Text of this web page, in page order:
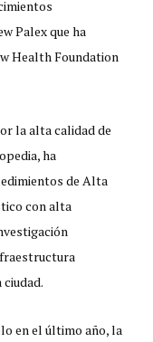
Palex que ha
Health Foundation
la alta calidad de
ha
de Alta
con alta
en el último año, la